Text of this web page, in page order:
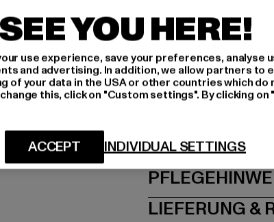
Art.Nr: BBM126-011-
Hersteller: Noctane |
Am Hof 41683 | 1100
GRÖSSE
LIEFERUNG &
YOU HERE!
use experience, save your preferences, analyse
and advertising. In addition, we allow partners to
of your data in the USA or other countries which do
this, click on "Custom settings". By clicking
INDIVIDUAL SETTINGS
ACCEPT